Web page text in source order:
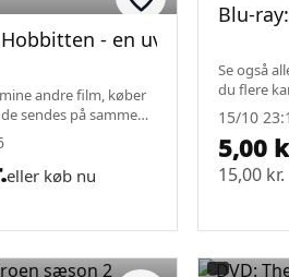
- en uventet rejse
andre film, køber
sendes på samme
eller køb nu
Blu-
Se også
du flere
fragt.
15/10
5,00
15,00 kr.